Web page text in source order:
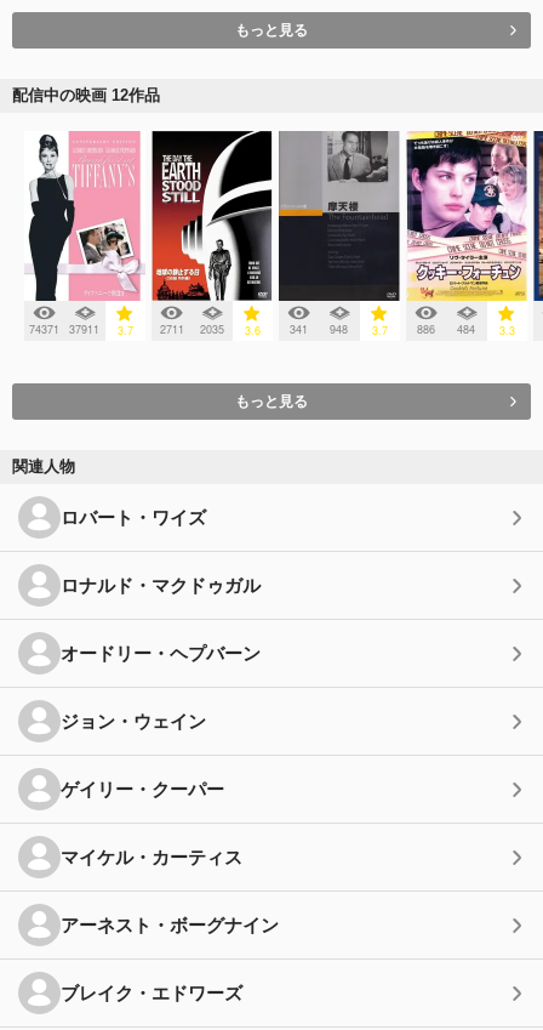
もっと見る
配信中の映画 12作品
74371 37911 3.7 2711 2035 3.6 341 948 3.7 886 484 3.3
もっと見る
関連人物
ロバート・ワイズ
ロナルド・マクドゥガル
オードリー・ヘプバーン
ジョン・ウェイン
ゲイリー・クーパー
マイケル・カーティス
アーネスト・ボーグナイン
ブレイク・エドワーズ